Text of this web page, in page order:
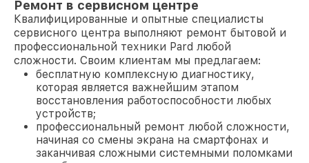
Ремонт в сервисном центре
Квалифицированные и опытные специалисты
сервисного центра выполняют ремонт бытовой и
профессиональной техники Pard любой
сложности. Своим клиентам мы предлагаем:
бесплатную комплексную диагностику,
которая является важнейшим этапом
восстановления работоспособности любых
устройств;
профессиональный ремонт любой сложности,
начиная со смены экрана на смартфонах и
заканчивая сложными системными поломками